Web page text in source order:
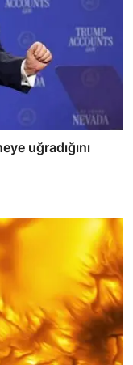
uğradığını